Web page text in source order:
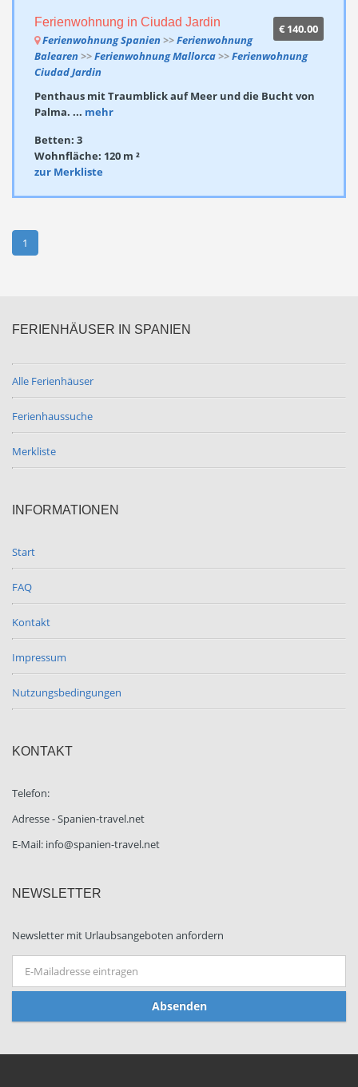
€ 140.00
Ferienwohnung in Ciudad Jardin
Ferienwohnung Spanien >>Ferienwohnung
Balearen >>Ferienwohnung Mallorca>>Ferienwohnung
Ciudad Jardin
Penthaus mit Traumblick auf Meer und die Bucht von
Palma. ... mehr
Betten: 3
Wohnfläche: 120 m ²
zur Merkliste
1
FERIENHÄUSER IN SPANIEN
Alle Ferienhäuser
Ferienhaussuche
Merkliste
INFORMATIONEN
Start
FAQ
Kontakt
Impressum
Nutzungsbedingungen
KONTAKT
Telefon:
Adresse - Spanien-travel.net
E-Mail: info@spanien-travel.net
NEWSLETTER
Newsletter mit Urlaubsangeboten anfordern
Absenden